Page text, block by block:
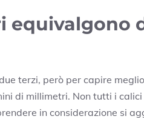
equivalgono
terzi, però per capire
di millimetri. Non tutti i
in considerazione si